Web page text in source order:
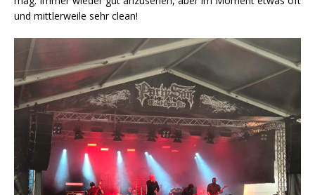
und mittlerweile sehr clean!